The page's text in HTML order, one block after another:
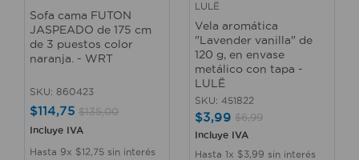
Sofa cama FUTON
JASPEADO de 175 cm
de 3 puestos color
naranja. - WRT
SKU: 860423
$114,75 $135,00
Incluye IVA
Hasta 9x $12 75 sin interés
LULË
Vela aromática
"Lavender vanilla" de
120 g, en envase
metálico con tapa -
LULË
SKU: 451822
$3,99 $6,99
Incluye IVA
Hasta 1x $3 99 sin interés